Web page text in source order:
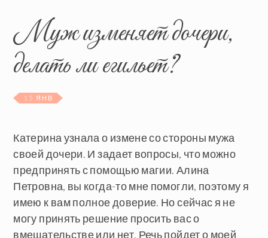
Муж изменяет дочери,
делать ли егильет?
15 ЯНВ
Катерина узнала о измене со стороны мужа
своей дочери. И задает вопросы, что можно
предпринять с помощью магии. Алина
Петровна, вы когда-то мне помогли, поэтому я
имею к вам полное доверие. Но сейчас я не
могу принять решение просить вас о
вмешательстве или нет. Речь пойдет о моей